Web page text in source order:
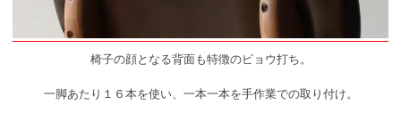
椅子の顔となる背面も特徴のビョウ打ち。
一脚あたり１６本を使い、一本一本を手作業での取り付け。